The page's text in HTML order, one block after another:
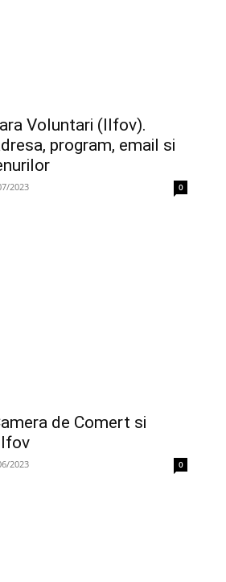
Voluntari (Ilfov).
program, email si
2023 0
de Comert si
2023 0